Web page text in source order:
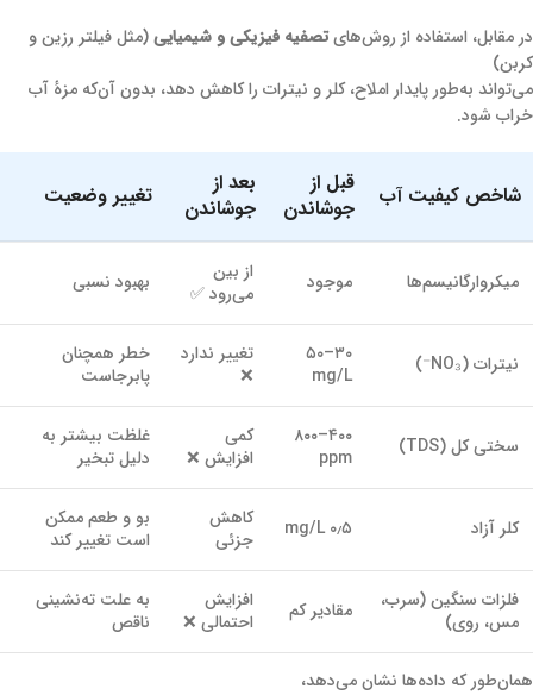
در مقابل، استفاده از روش‌هایتصفیه فیزیکی و شیمیایی(مثل فیلتر رزین و
کربن)
می‌تواند به‌طور پایدار املاح، کلر و نیترات را کاهش دهد، بدون آن‌که مزهٔ آب
خراب شود.
شاخص کیفیت آب
قبل از
جوشاندن
بعد از
جوشاندن
تغییر وضعیت
میکروارگانیسم‌ها موجود
از بین
می‌رود ✅
بهبود نسبی
نیترات (NO₃⁻)
۳۰–۵۰
mg/L
تغییر ندارد
❌
خطر همچنان
پابرجاست
سختی کل (TDS)
۴۰۰–۸۰۰
ppm
کمی
افزایش ❌
غلظت بیشتر به
دلیل تبخیر
کلر آزاد ۰٫۵ mg/L
کاهش
جزئی
بو و طعم ممکن
است تغییر کند
فلزات سنگین (سرب،
مس، روی)
مقادیر کم
افزایش
احتمالی ❌
به علت ته‌نشینی
ناقص
همان‌طور که داده‌ها نشان می‌دهد،